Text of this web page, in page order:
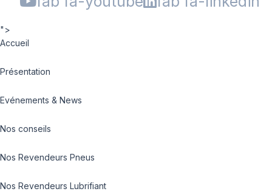
">
Accueil
Présentation
Evénements & News
Nos conseils
Nos Revendeurs Pneus
Nos Revendeurs Lubrifiant